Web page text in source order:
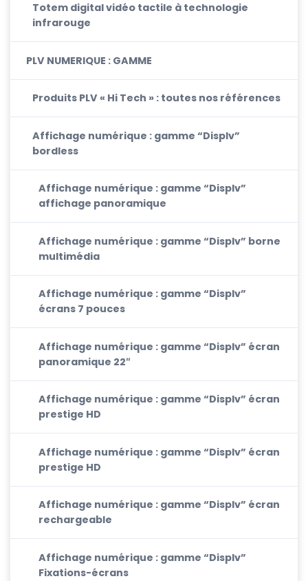
Totem digital vidéo tactile à technologie
infrarouge
PLV NUMERIQUE : GAMME
Produits PLV « Hi Tech » : toutes nos références
Affichage numérique : gamme “Displv”
bordless
Affichage numérique : gamme “Displv”
affichage panoramique
Affichage numérique : gamme “Displv” borne
multimédia
Affichage numérique : gamme “Displv”
écrans 7 pouces
Affichage numérique : gamme “Displv” écran
panoramique 22″
Affichage numérique : gamme “Displv” écran
prestige HD
Affichage numérique : gamme “Displv” écran
prestige HD
Affichage numérique : gamme “Displv” écran
rechargeable
Affichage numérique : gamme “Displv”
Fixations-écrans